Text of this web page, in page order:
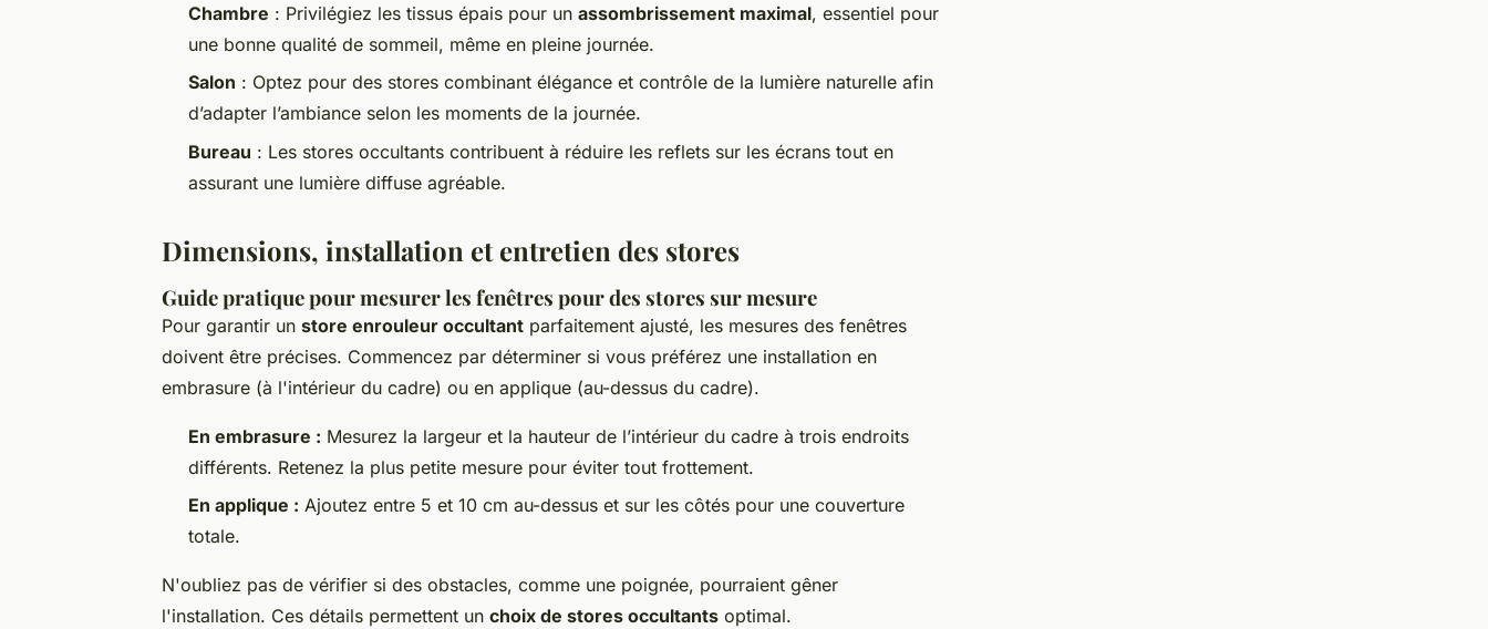
Chambre : Privilégiez les tissus épais pour un assombrissement maximal, essentiel pour
une bonne qualité de sommeil, même en pleine journée.
Salon : Optez pour des stores combinant élégance et contrôle de la lumière naturelle afin
d’adapter l’ambiance selon les moments de la journée.
Bureau : Les stores occultants contribuent à réduire les reflets sur les écrans tout en
assurant une lumière diffuse agréable.
Dimensions, installation et entretien des stores
Guide pratique pour mesurer les fenêtres pour des stores sur mesure
Pour garantir un store enrouleur occultant parfaitement ajusté, les mesures des fenêtres
doivent être précises. Commencez par déterminer si vous préférez une installation en
embrasure (à l'intérieur du cadre) ou en applique (au-dessus du cadre).
En embrasure : Mesurez la largeur et la hauteur de l’intérieur du cadre à trois endroits
différents. Retenez la plus petite mesure pour éviter tout frottement.
En applique : Ajoutez entre 5 et 10 cm au-dessus et sur les côtés pour une couverture
totale.
N'oubliez pas de vérifier si des obstacles, comme une poignée, pourraient gêner
l'installation. Ces détails permettent un choix de stores occultants optimal.